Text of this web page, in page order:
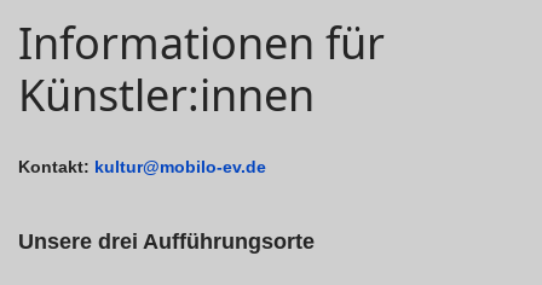
Informationen für
Künstler:innen
Kontakt: kultur@mobilo-ev.de
Unsere drei Aufführungsorte